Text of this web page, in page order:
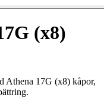
(x8)
Athena 17G (x8) kåpor,